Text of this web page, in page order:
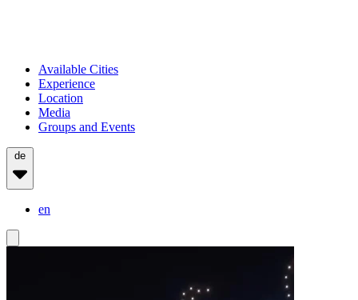
Available Cities
Experience
Location
Media
Groups and Events
de
en